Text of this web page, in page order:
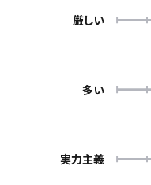
厳しい
多い
実力主義